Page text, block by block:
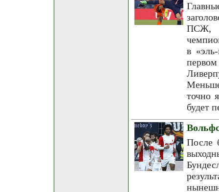
ПСЖ,
в
точно
будет
После